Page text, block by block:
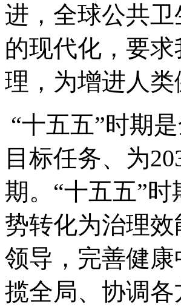
进，全球公共
的现代化，要
理，为增进人
“十五五”时期
目标任务、为
期。“十五五”
势转化为治理
领导，完善健
揽全局、协调